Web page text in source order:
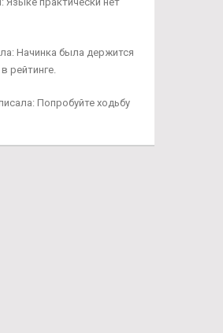
Начинка была держится
рейтинге.
Попробуйте ходьбу